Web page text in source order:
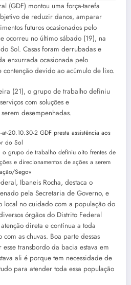
(GDF) montou uma força-tarefa
de reduzir danos, amparar
futuros ocasionados pelo
ocorreu no último sábado (19), na
Sol. Casas foram derrubadas e
enxurrada ocasionada pelo
devido ao acúmulo de lixo.
(21), o grupo de trabalho definiu
com soluções e
desempenhadas.
o grupo de trabalho definiu oito frentes de
e direcionamentos de ações a serem
Segov
Ibaneis Rocha, destaca o
pela Secretaria de Governo, e
local no cuidado com a população do
órgãos do Distrito Federal
direta e contínua a toda
as chuvas. Boa parte dessas
transbordo da bacia estava em
ali é porque tem necessidade de
para atender toda essa população